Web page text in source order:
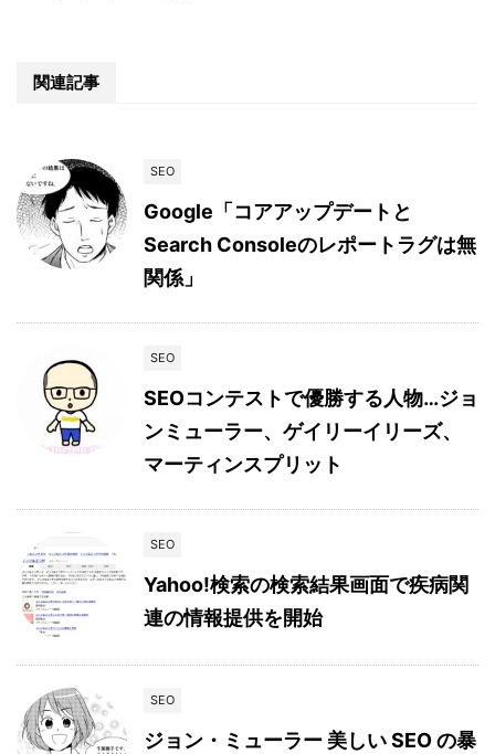
関連記事
SEO
Google「コアアップデートと
Search Consoleのレポートラグは無
関係」
SEO
SEOコンテストで優勝する人物…ジョ
ンミューラー、ゲイリーイリーズ、
マーティンスプリット
SEO
Yahoo!検索の検索結果画面で疾病関
連の情報提供を開始
SEO
ジョン・ミューラー 美しい SEO の暴